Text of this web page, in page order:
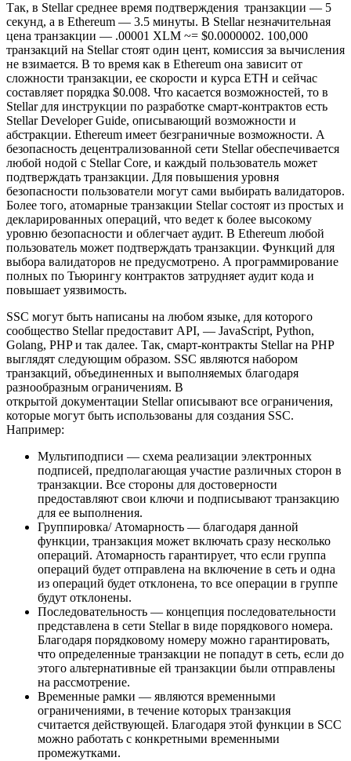
Так, в Stellar cреднее время подтверждения транзакции — 5
секунд, а в Ethereum — 3.5 минуты. В Stellar незначительная
цена транзакции — .00001 XLM ~= $0.0000002. 100,000
транзакций на Stellar стоят один цент, комиссия за вычисления
не взимается. В то время как в Ethereum она зависит от
сложности транзакции, ее скорости и курса ETH и сейчас
составляет порядка $0.008. Что касается возможностей, то в
Stellar для инструкции по разработке смарт-контрактов есть
Stellar Developer Guide, описывающий возможности и
абстракции. Ethereum имеет безграничные возможности. А
безопасность децентрализованной сети Stellar обеспечивается
любой нодой с Stellar Core, и каждый пользователь может
подтверждать транзакции. Для повышения уровня
безопасности пользователи могут сами выбирать валидаторов.
Более того, атомарные транзакции Stellar состоят из простых и
декларированных операций, что ведет к более высокому
уровню безопасности и облегчает аудит. В Ethereum любой
пользователь может подтверждать транзакции. Функций для
выбора валидаторов не предусмотрено. А программирование
полных по Тьюрингу контрактов затрудняет аудит кода и
повышает уязвимость.
SSC могут быть написаны на любом языке, для которого
сообщество Stellar предоставит API, — JavaScript, Python,
Golang, PHP и так далее. Так, смарт-контракты Stellar на PHP
выглядят следующим образом. SSC являются набором
транзакций, объединенных и выполняемых благодаря
разнообразным ограничениям. В
открытой документации Stellar описывают все ограничения,
которые могут быть использованы для создания SSC.
Например:
Мультиподписи — схема реализации электронных
подписей, предполагающая участие различных сторон в
транзакции. Все стороны для достоверности
предоставляют свои ключи и подписывают транзакцию
для ее выполнения.
Группировка/ Атомарность — благодаря данной
функции, транзакция может включать сразу несколько
операций. Атомарность гарантирует, что если группа
операций будет отправлена на включение в сеть и одна
из операций будет отклонена, то все операции в группе
будут отклонены.
Последовательность — концепция последовательности
представлена в сети Stellar в виде порядкового номера.
Благодаря порядковому номеру можно гарантировать,
что определенные транзакции не попадут в сеть, если до
этого альтернативные ей транзакции были отправлены
на рассмотрение.
Временные рамки — являются временными
ограничениями, в течение которых транзакция
считается действующей. Благодаря этой функции в SCC
можно работать с конкретными временными
промежутками.